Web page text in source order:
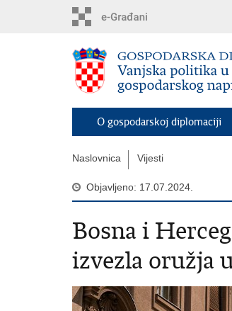
O gospodarskoj diplomaciji
Naslovnica Vijesti
Objavljeno: 17.07.2024.
Bosna i
izvezla oružja